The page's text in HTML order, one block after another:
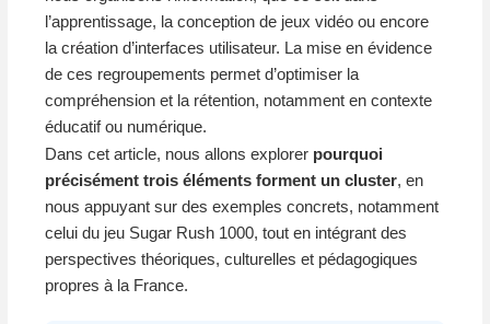
l’apprentissage, la conception de jeux vidéo ou encore
la création d’interfaces utilisateur. La mise en évidence
de ces regroupements permet d’optimiser la
compréhension et la rétention, notamment en contexte
éducatif ou numérique.
Dans cet article, nous allons explorer pourquoi
précisément trois éléments forment un cluster, en
nous appuyant sur des exemples concrets, notamment
celui du jeu Sugar Rush 1000, tout en intégrant des
perspectives théoriques, culturelles et pédagogiques
propres à la France.